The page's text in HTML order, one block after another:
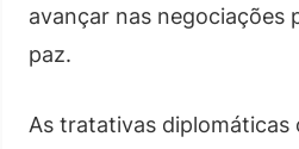
avançar nas negociações
paz.
As tratativas diplomáticas